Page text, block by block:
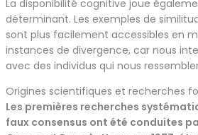
La disponibilité cognitive joue
déterminant. Les exemples de
sont plus facilement accessibles en
instances de divergence, car nous
avec des individus qui nous
Origines scientifiques et recherches
Les premières recherches
faux consensus ont été conduites